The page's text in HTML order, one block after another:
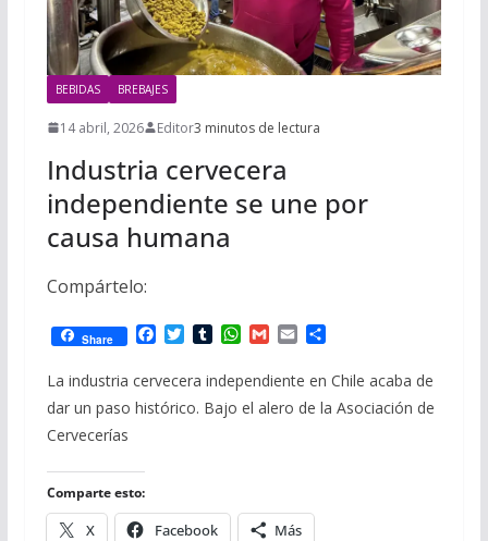
BEBIDAS BREBAJES
14 abril, 2026 Editor3 minutos de lectura
Industria cervecera
independiente se une por
causa humana
Compártelo:
Share
F
c
e
b
T
i
t
t
T
m
b
l
W
a
t
s
G
a
i
l
E
a
i
l
C
m
p
a
La industria cervecera independiente en Chile acaba de
dar un paso histórico. Bajo el alero de la Asociación de
Cervecerías
Comparte esto:
X Facebook Más